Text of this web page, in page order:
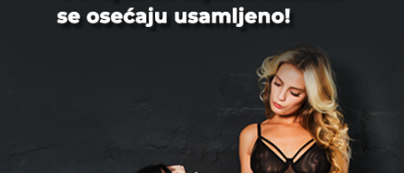
Ostali oglasi iz kategorije:
Darkhunter8000, 27
kojima bih sluzio. Fetisi:lizanje
stikli,stopala i najlonki,s...
Beograd